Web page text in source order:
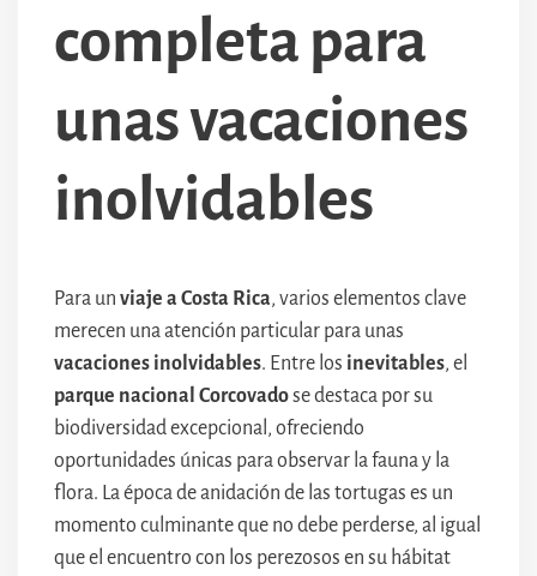
completa para
unas vacaciones
inolvidables
Para un viaje a Costa Rica, varios elementos clave
merecen una atención particular para unas
vacaciones inolvidables. Entre los inevitables, el
parque nacional Corcovadose destaca por su
biodiversidad excepcional, ofreciendo
oportunidades únicas para observar la fauna y la
flora. La época de anidación de las tortugas es un
momento culminante que no debe perderse, al igual
que el encuentro con los perezosos en su hábitat